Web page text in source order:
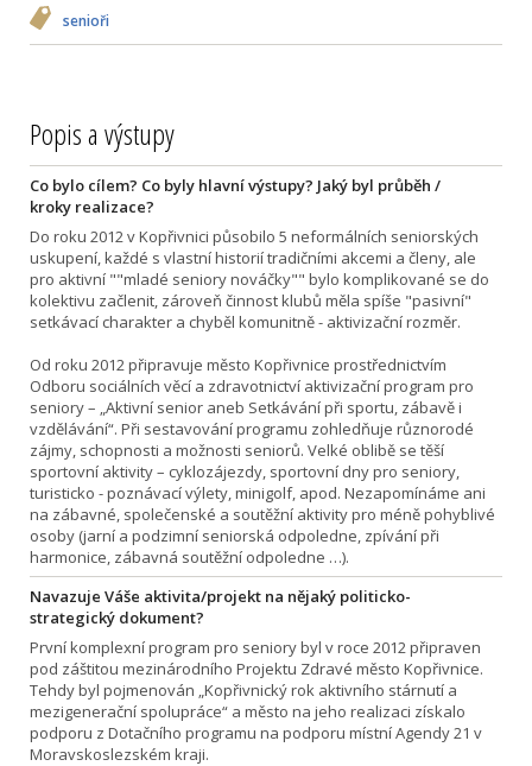
senioři
Popis a výstupy
Co bylo cílem? Co byly hlavní výstupy? Jaký byl průběh /
kroky realizace?
Do roku 2012 v Kopřivnici působilo 5 neformálních seniorských
uskupení, každé s vlastní historií tradičními akcemi a členy, ale
pro aktivní ""mladé seniory nováčky"" bylo komplikované se do
kolektivu začlenit, zároveň činnost klubů měla spíše "pasivní"
setkávací charakter a chyběl komunitně - aktivizační rozměr.
Od roku 2012 připravuje město Kopřivnice prostřednictvím
Odboru sociálních věcí a zdravotnictví aktivizační program pro
seniory – „Aktivní senior aneb Setkávání při sportu, zábavě i
vzdělávání“. Při sestavování programu zohledňuje různorodé
zájmy, schopnosti a možnosti seniorů. Velké oblibě se těší
sportovní aktivity – cyklozájezdy, sportovní dny pro seniory,
turisticko - poznávací výlety, minigolf, apod. Nezapomínáme ani
na zábavné, společenské a soutěžní aktivity pro méně pohyblivé
osoby (jarní a podzimní seniorská odpoledne, zpívání při
harmonice, zábavná soutěžní odpoledne …).
Navazuje Váše aktivita/projekt na nějaký politicko-
strategický dokument?
První komplexní program pro seniory byl v roce 2012 připraven
pod záštitou mezinárodního Projektu Zdravé město Kopřivnice.
Tehdy byl pojmenován „Kopřivnický rok aktivního stárnutí a
mezigenerační spolupráce“ a město na jeho realizaci získalo
podporu z Dotačního programu na podporu místní Agendy 21 v
Moravskoslezském kraji.